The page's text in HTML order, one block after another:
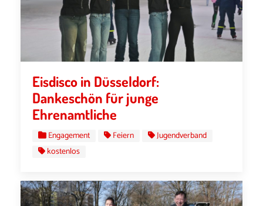
Eisdisco in Düsseldorf:
Dankeschön für junge
Ehrenamtliche
Engagement Feiern
Jugendverband
kostenlos